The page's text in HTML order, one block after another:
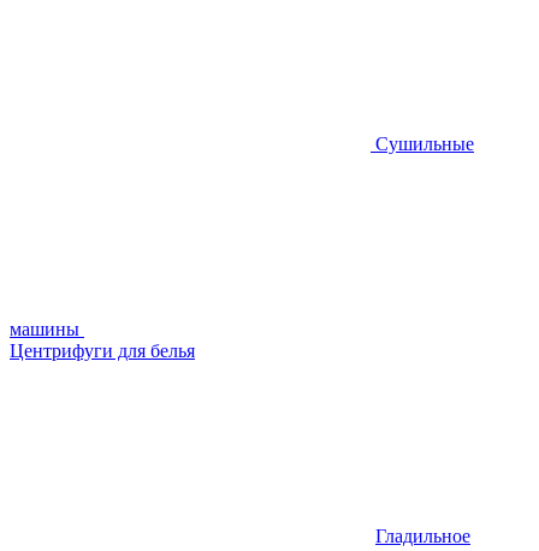
Сушильные
машины
Центрифуги для белья
Гладильное